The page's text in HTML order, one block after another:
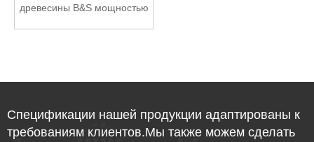
древесины B&S мощностью
Спецификации нашей продукции адаптированы к
требованиям клиентов.Мы также можем сделать